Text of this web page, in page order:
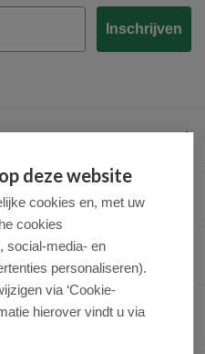
Inschrijven
deze website
cookies en, met uw
cookies
social-media- en
personaliseren).
via ‘Cookie-
hierover vindt u via